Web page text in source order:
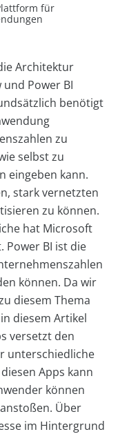
für
Architektur
Power BI
benötigt
zu
selbst zu
eingeben kann.
stark vernetzten
zu können.
hat Microsoft
Power BI ist die
können. Da wir
diesem Thema
diesem Artikel
versetzt den
unterschiedliche
Apps kann
können
Über
im Hintergrund